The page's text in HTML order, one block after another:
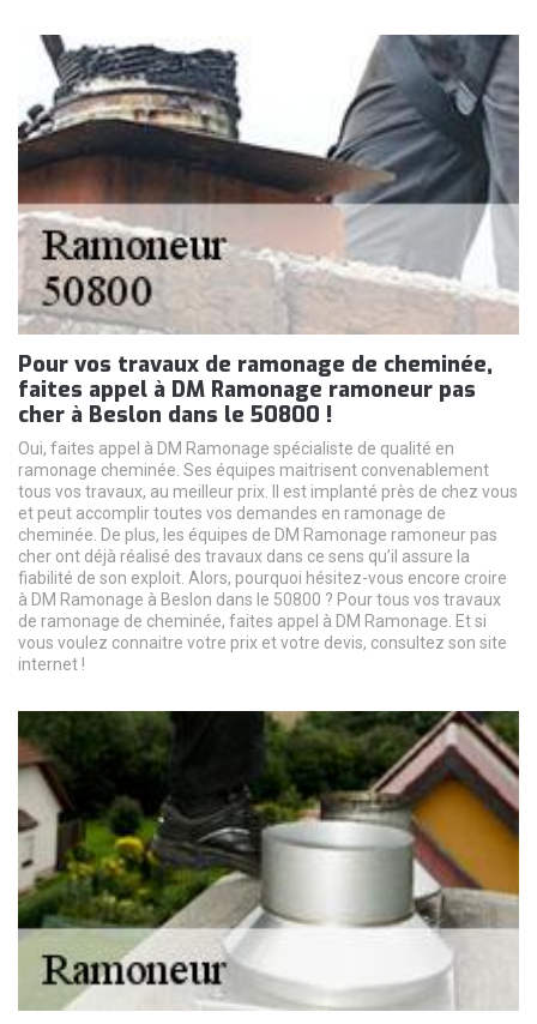
Pour vos travaux de ramonage de cheminée,
faites appel à DM Ramonage ramoneur pas
cher à Beslon dans le 50800 !
Oui, faites appel à DM Ramonage spécialiste de qualité en
ramonage cheminée. Ses équipes maitrisent convenablement
tous vos travaux, au meilleur prix. Il est implanté près de chez vous
et peut accomplir toutes vos demandes en ramonage de
cheminée. De plus, les équipes de DM Ramonage ramoneur pas
cher ont déjà réalisé des travaux dans ce sens qu’il assure la
fiabilité de son exploit. Alors, pourquoi hésitez-vous encore croire
à DM Ramonage à Beslon dans le 50800 ? Pour tous vos travaux
de ramonage de cheminée, faites appel à DM Ramonage. Et si
vous voulez connaitre votre prix et votre devis, consultez son site
internet !